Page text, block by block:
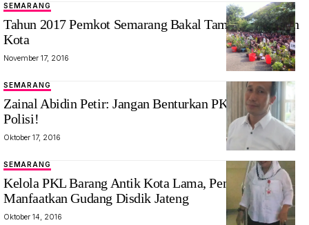
di Gunung Pati.
Foto:
Mediajateng.net/
Idowati
SEMARANG
Tahun 2017 Pemkot Semarang Bakal Tambah 80 Hutan
Kota
November 17, 2016
SEMARANG
Zainal Abidin Petir: Jangan Benturkan PKL dengan
Polisi!
Oktober 17, 2016
SEMARANG
Kelola PKL Barang Antik Kota Lama, Pemkot
Manfaatkan Gudang Disdik Jateng
Oktober 14, 2016